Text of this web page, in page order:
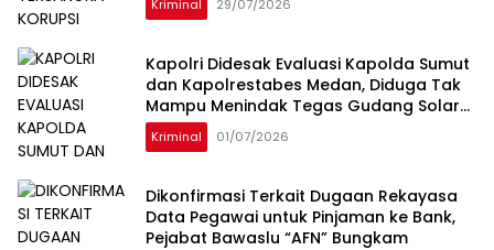
Di Jakarta
Kriminal 29/07/2026
Kapolri Didesak Evaluasi Kapolda Sumut
dan Kapolrestabes Medan, Diduga Tak
Mampu Menindak Tegas Gudang Solar
Subsidi Napit dan Dugong
Kriminal 01/07/2026
Dikonfirmasi Terkait Dugaan Rekayasa
Data Pegawai untuk Pinjaman ke Bank,
Pejabat Bawaslu “AFN” Bungkam